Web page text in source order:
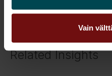
Vain
yksinkertaisilla ja
Related Insights